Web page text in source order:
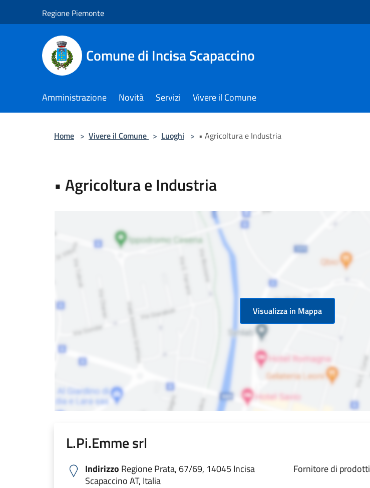
Regione Piemonte
Comune di Incisa Scapaccino
Amministrazione Novità Servizi Vivere il Comune
Home > Vivere il Comune > Luoghi > • Agricoltura e Industria
• Agricoltura e Industria
Visualizza in Mappa
L.Pi.Emme srl
Indirizzo Regione Prata, 67/69, 14045 Incisa
Scapaccino AT, Italia
Fornitore di